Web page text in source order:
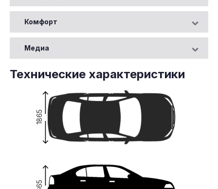
Комфорт
Медиа
Технические характеристики
1865